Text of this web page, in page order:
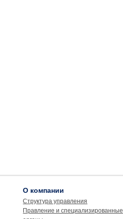
О компании
Структура управления
Правление и специализированные